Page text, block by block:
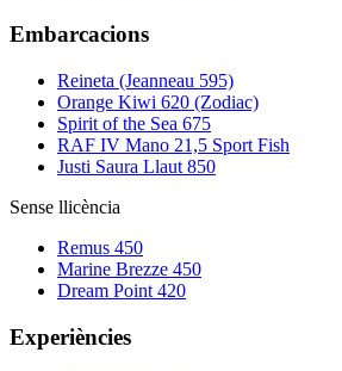
Embarcacions
Reineta (Jeanneau 595)
Orange Kiwi 620 (Zodiac)
Spirit of the Sea 675
RAF IV Mano 21,5 Sport Fish
Justi Saura Llaut 850
Sense llicència
Remus 450
Marine Brezze 450
Dream Point 420
Experiències